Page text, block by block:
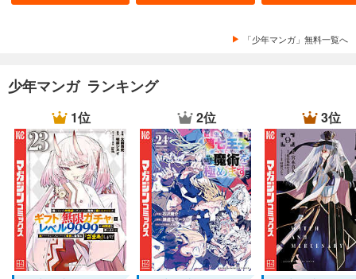
「少年マンガ」無料一覧へ
少年マンガ ランキング
1位 2位 3位